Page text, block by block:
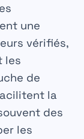
une
vérifiés,
les
de
la
des
les